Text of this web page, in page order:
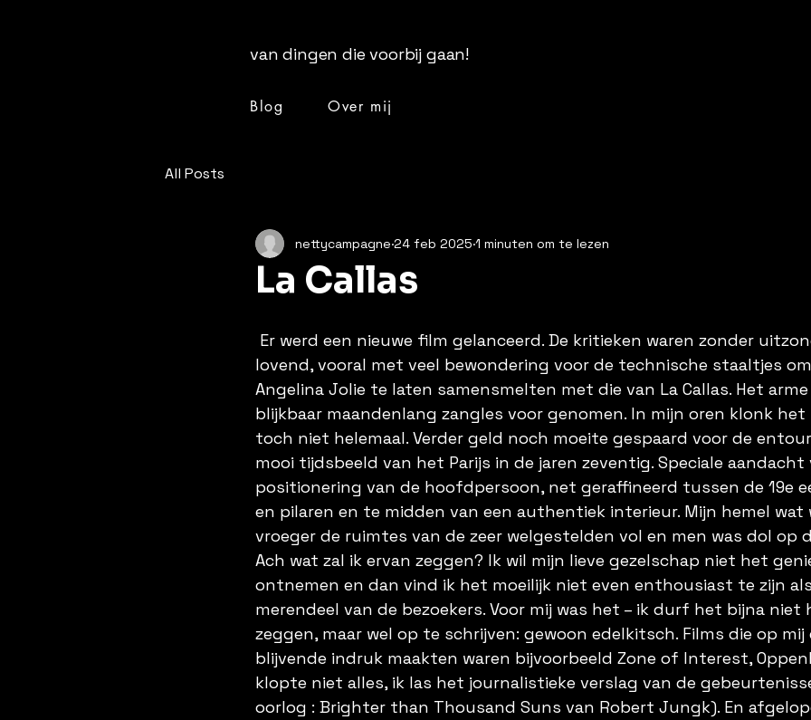
van dingen die voorbij gaan!
[ + ]
Blog Over mij
All Posts
La Callas
nettycampagne 24 feb 2025 1 minuten om te lezen
Er werd een nieuwe film gelanceerd. De kritieken waren zonder
lovend, vooral met veel bewondering voor de technische staaltjes
Angelina Jolie te laten samensmelten met die van La Callas. Het
blijkbaar maandenlang zangles voor genomen. In mijn oren klonk het
toch niet helemaal. Verder geld noch moeite gespaard voor de
mooi tijdsbeeld van het Parijs in de jaren zeventig. Speciale aandacht
positionering van de hoofdpersoon, net geraffineerd tussen de 19e
en pilaren en te midden van een authentiek interieur. Mijn hemel wat
vroeger de ruimtes van de zeer welgestelden vol en men was dol op
Ach wat zal ik ervan zeggen? Ik wil mijn lieve gezelschap niet het
ontnemen en dan vind ik het moeilijk niet even enthousiast te zijn
merendeel van de bezoekers. Voor mij was het – ik durf het bijna niet
zeggen, maar wel op te schrijven: gewoon edelkitsch. Films die op mij
blijvende indruk maakten waren bijvoorbeeld Zone of Interest,
klopte niet alles, ik las het journalistieke verslag van de
oorlog : Brighter than Thousand Suns van Robert Jungk). En